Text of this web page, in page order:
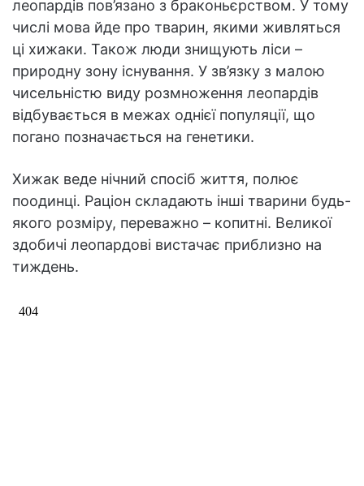
леопардів пов’язано з браконьєрством. У тому
числі мова йде про тварин, якими живляться
ці хижаки. Також люди знищують ліси –
природну зону існування. У зв’язку з малою
чисельністю виду розмноження леопардів
відбувається в межах однієї популяції, що
погано позначається на генетики.
Хижак веде нічний спосіб життя, полює
поодинці. Раціон складають інші тварини будь-
якого розміру, переважно – копитні. Великої
здобичі леопардові вистачає приблизно на
тиждень.